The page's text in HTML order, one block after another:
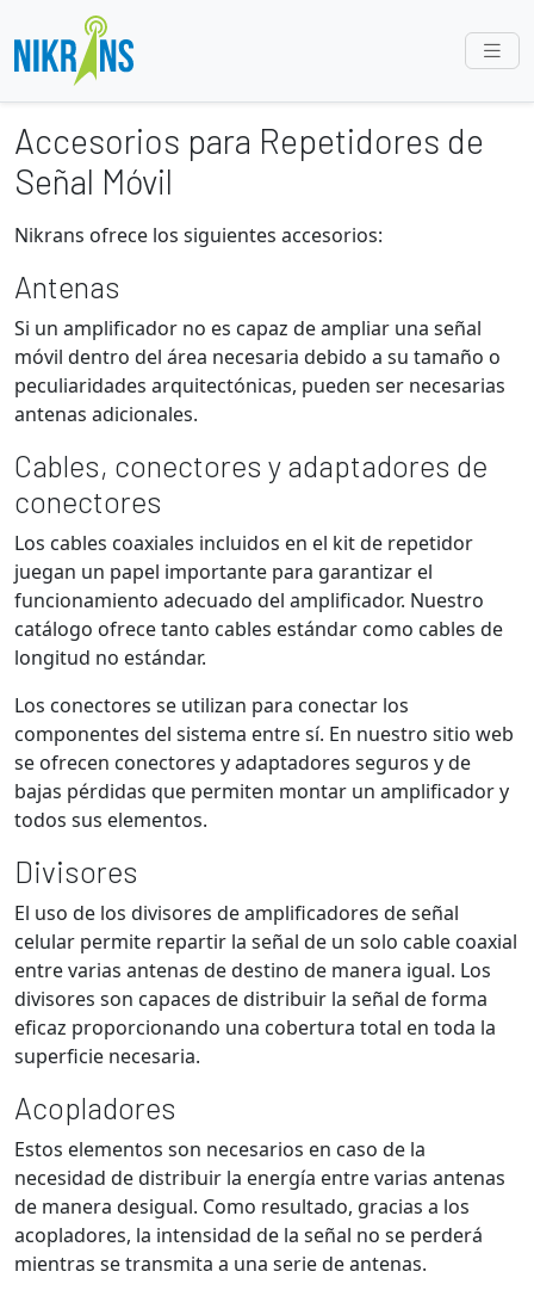
Accesorios para Repetidores de
Señal Móvil
Nikrans ofrece los siguientes accesorios:
Antenas
Si un amplificador no es capaz de ampliar una señal
móvil dentro del área necesaria debido a su tamaño o
peculiaridades arquitectónicas, pueden ser necesarias
antenas adicionales.
Cables, conectores y adaptadores de
conectores
Los cables coaxiales incluidos en el kit de repetidor
juegan un papel importante para garantizar el
funcionamiento adecuado del amplificador. Nuestro
catálogo ofrece tanto cables estándar como cables de
longitud no estándar.
Los conectores se utilizan para conectar los
componentes del sistema entre sí. En nuestro sitio web
se ofrecen conectores y adaptadores seguros y de
bajas pérdidas que permiten montar un amplificador y
todos sus elementos.
Divisores
El uso de los divisores de amplificadores de señal
celular permite repartir la señal de un solo cable coaxial
entre varias antenas de destino de manera igual. Los
divisores son capaces de distribuir la señal de forma
eficaz proporcionando una cobertura total en toda la
superficie necesaria.
Acopladores
Estos elementos son necesarios en caso de la
necesidad de distribuir la energía entre varias antenas
de manera desigual. Como resultado, gracias a los
acopladores, la intensidad de la señal no se perderá
mientras se transmita a una serie de antenas.